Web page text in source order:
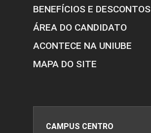
BENEFÍCIOS E DESCONTOS
ÁREA DO CANDIDATO
ACONTECE NA UNIUBE
MAPA DO SITE
CAMPUS CENTRO